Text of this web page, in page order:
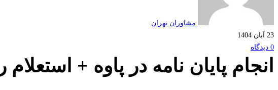
مشاوران تهران
23 آبان 1404
0 دیدگاه
انجام پایان نامه در پاوه +